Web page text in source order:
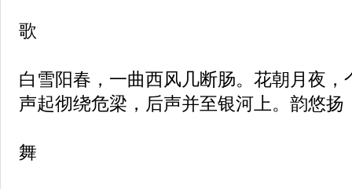
歌
白雪阳春，一曲西风几断肠。花朝月夜，
声起彻绕危梁，后声并至银河上。韵悠扬
舞